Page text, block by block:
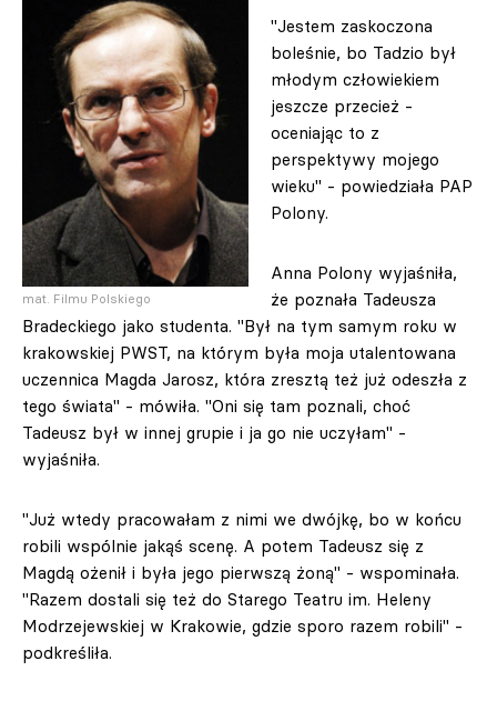
mat. Filmu Polskiego
"Jestem zaskoczona
boleśnie, bo Tadzio był
młodym człowiekiem
jeszcze przecież -
oceniając to z
perspektywy mojego
wieku" - powiedziała PAP
Polony.
Anna Polony wyjaśniła,
że poznała Tadeusza
Bradeckiego jako studenta. "Był na tym samym roku w
krakowskiej PWST, na którym była moja utalentowana
uczennica Magda Jarosz, która zresztą też już odeszła z
tego świata" - mówiła. "Oni się tam poznali, choć
Tadeusz był w innej grupie i ja go nie uczyłam" -
wyjaśniła.
"Już wtedy pracowałam z nimi we dwójkę, bo w końcu
robili wspólnie jakąś scenę. A potem Tadeusz się z
Magdą ożenił i była jego pierwszą żoną" - wspominała.
"Razem dostali się też do Starego Teatru im. Heleny
Modrzejewskiej w Krakowie, gdzie sporo razem robili" -
podkreśliła.